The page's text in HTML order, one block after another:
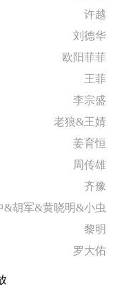
许越
刘德华
欧阳菲菲
王菲
李宗盛
老狼&王婧
姜育恒
周传雄
齐豫
&胡军&黄晓明&小虫
黎明
罗大佑